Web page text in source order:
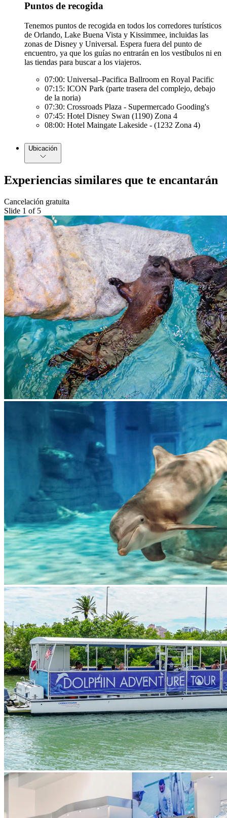
Puntos de recogida
Tenemos puntos de recogida en todos los corredores turísticos
de Orlando, Lake Buena Vista y Kissimmee, incluidas las
zonas de Disney y Universal. Espera fuera del punto de
encuentro, ya que los guías no entrarán en los vestíbulos ni en
las tiendas para buscar a los viajeros.
07:00: Universal–Pacifica Ballroom en Royal Pacific
07:15: ICON Park (parte trasera del complejo, debajo
de la noria)
07:30: Crossroads Plaza - Supermercado Gooding's
07:45: Hotel Disney Swan (1190) Zona 4
08:00: Hotel Maingate Lakeside - (1232 Zona 4)
Ubicación
Experiencias similares que te encantarán
Cancelación gratuita
Slide 1 of 5